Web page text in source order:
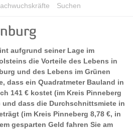
Suchen
aufgrund seiner Lage im
die Vorteile des Lebens in
und des Lebens im Grünen
dass ein Quadratmeter Bauland in
141 € kostet (im Kreis Pinneberg
und dass die Durchschnittsmiete in
(im Kreis Pinneberg 8,78 €, in
gesparten Geld fahren Sie am